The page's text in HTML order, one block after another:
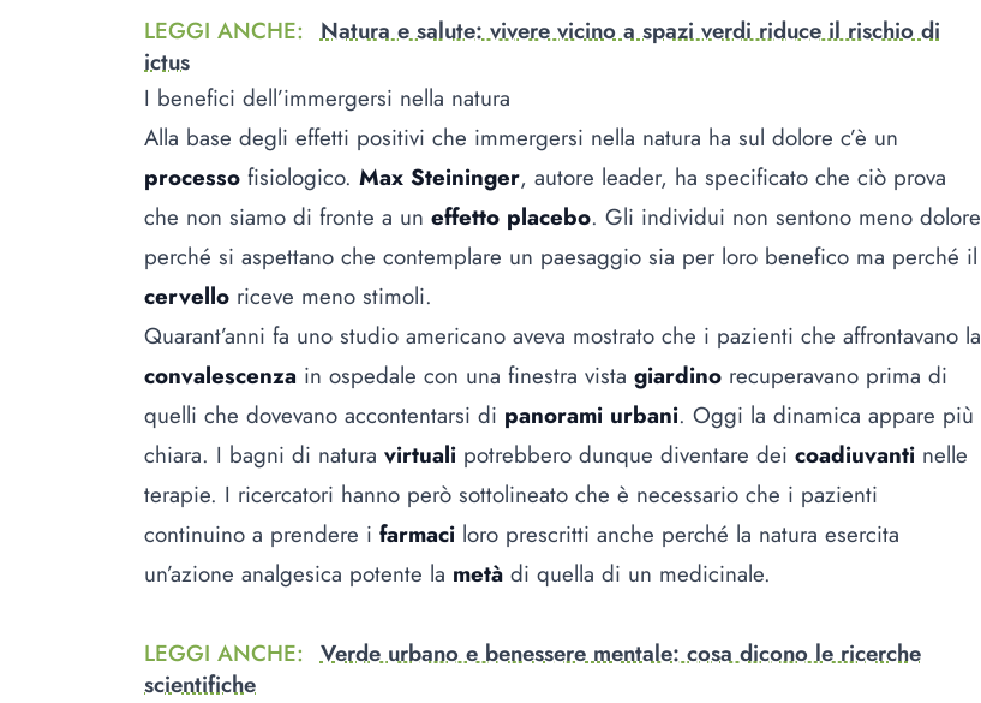
LEGGI ANCHE: Natura e salute: vivere vicino a spazi verdi riduce il rischio di
ictus
I benefici dell’immergersi nella natura
Alla base degli effetti positivi che immergersi nella natura ha sul dolore c’è un
processo fisiologico. Max Steininger, autore leader, ha specificato che ciò prova
che non siamo di fronte a un effetto placebo. Gli individui non sentono meno dolore
perché si aspettano che contemplare un paesaggio sia per loro benefico ma perché il
cervello riceve meno stimoli.
Quarant’anni fa uno studio americano aveva mostrato che i pazienti che affrontavano la
convalescenza in ospedale con una finestra vista giardino recuperavano prima di
quelli che dovevano accontentarsi di panorami urbani. Oggi la dinamica appare più
chiara. I bagni di natura virtuali potrebbero dunque diventare dei coadiuvanti nelle
terapie. I ricercatori hanno però sottolineato che è necessario che i pazienti
continuino a prendere i farmaci loro prescritti anche perché la natura esercita
un’azione analgesica potente la metà di quella di un medicinale.
LEGGI ANCHE: Verde urbano e benessere mentale: cosa dicono le ricerche
scientifiche